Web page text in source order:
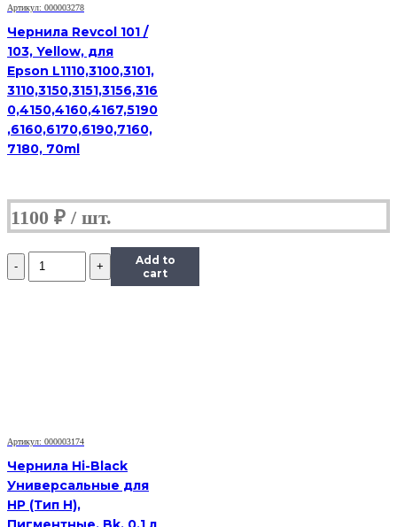
л.
Артикул: 000003278
Чернила Revcol 101 /
103, Yellow, для
Epson L1110,3100,3101,
3110,3150,3151,3156,316
0,4150,4160,4167,5190
,6160,6170,6190,7160,
7180, 70ml
1100 ₽
Количество
Чернила
л.
Add to
cart
Артикул: 000003174
Чернила Hi-Black
Универсальные для
HP (Тип H),